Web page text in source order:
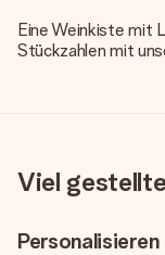
Eine Weinkiste mit
Stückzahlen mit
Viel